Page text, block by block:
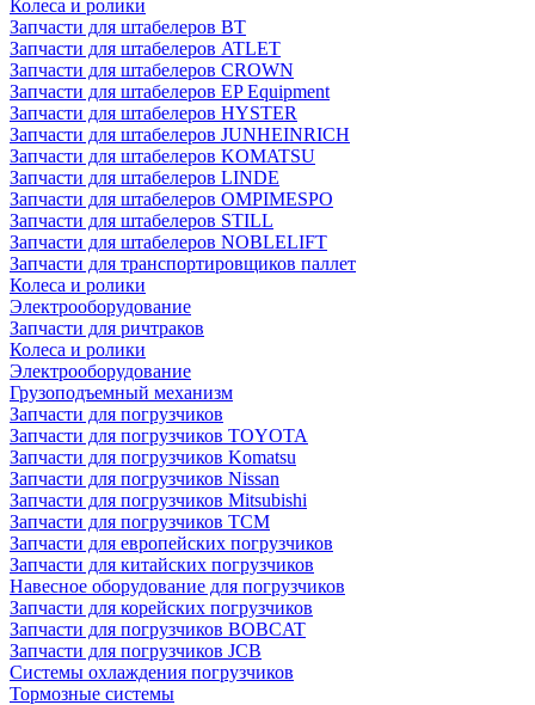
Колеса и ролики
Запчасти для штабелеров BT
Запчасти для штабелеров ATLET
Запчасти для штабелеров CROWN
Запчасти для штабелеров EP Equipment
Запчасти для штабелеров HYSTER
Запчасти для штабелеров JUNHEINRICH
Запчасти для штабелеров KOMATSU
Запчасти для штабелеров LINDE
Запчасти для штабелеров OMPIMESPO
Запчасти для штабелеров STILL
Запчасти для штабелеров NOBLELIFT
Запчасти для транспортировщиков паллет
Колеса и ролики
Электрооборудование
Запчасти для ричтраков
Колеса и ролики
Электрооборудование
Грузоподъемный механизм
Запчасти для погрузчиков
Запчасти для погрузчиков TOYOTA
Запчасти для погрузчиков Komatsu
Запчасти для погрузчиков Nissan
Запчасти для погрузчиков Mitsubishi
Запчасти для погрузчиков TCM
Запчасти для европейских погрузчиков
Запчасти для китайских погрузчиков
Навесное оборудование для погрузчиков
Запчасти для корейских погрузчиков
Запчасти для погрузчиков BOBCAT
Запчасти для погрузчиков JCB
Системы охлаждения погрузчиков
Тормозные системы